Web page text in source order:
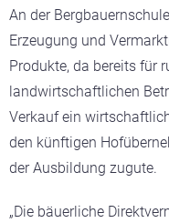
An der
Erzeugung und
Produkte, da bereits für
landwirtschaftlichen
Verkauf ein
den künftigen
der Ausbildung zugute.
„Die bäuerliche